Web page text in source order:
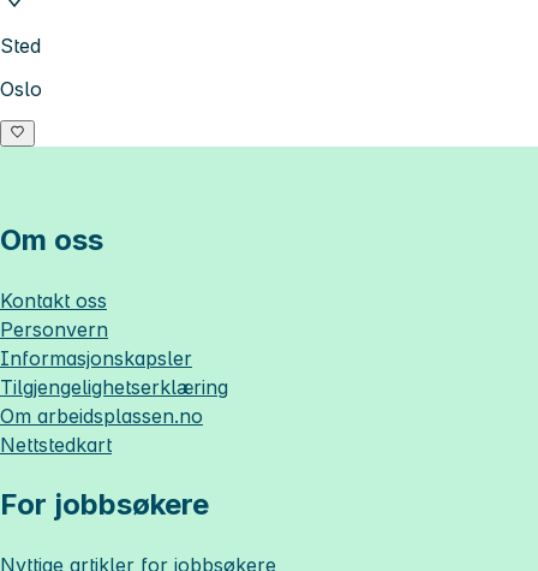
Sted
Oslo
Om oss
Kontakt oss
Personvern
Informasjonskapsler
Tilgjengelighetserklæring
Om arbeidsplassen.no
Nettstedkart
For jobbsøkere
Nyttige artikler for jobbsøkere